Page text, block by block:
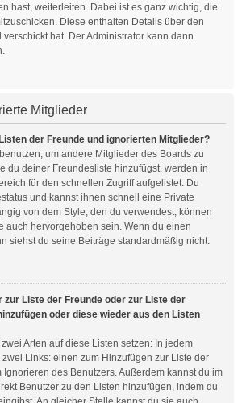
hast, weiterleiten. Dabei ist es ganz wichtig, die
Diese enthalten Details über den
verschickt hat. Der Administrator kann dann
Mitglieder
der Freunde und ignorierten Mitglieder?
um andere Mitglieder des Boards zu
du deiner Freundesliste hinzufügst, werden in
für den schnellen Zugriff aufgelistet. Du
und kannst ihnen schnell eine Private
von dem Style, den du verwendest, können
auch hervorgehoben sein. Wenn du einen
siehst du seine Beiträge standardmäßig nicht.
zur Liste der Freunde oder zur Liste der
oder diese wieder aus den Listen
Arten auf diese Listen setzen: In jedem
Links: einen zum Hinzufügen zur Liste der
des Benutzers. Außerdem kannst du im
Benutzer zu den Listen hinzufügen, indem du